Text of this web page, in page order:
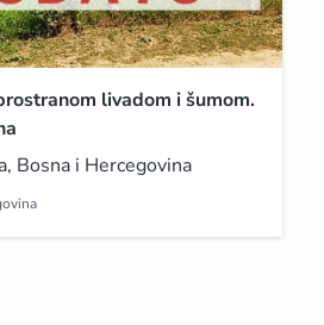
livadom i šumom.
Bosna i Hercegovina